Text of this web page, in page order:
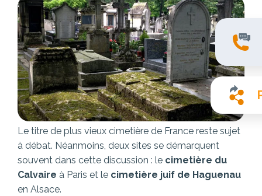
Le titre de plus vieux cimetière de France reste sujet
à débat. Néanmoins, deux sites se démarquent
souvent dans cette discussion : le cimetière du
Calvaire à Paris et le cimetière juif de Haguenau
en Alsace.